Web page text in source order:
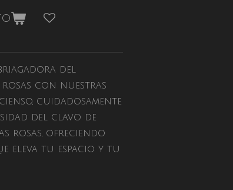
del
con nuestras
cuidadosamente
del clavo de
rosas, ofreciendo
eleva tu espacio y tu